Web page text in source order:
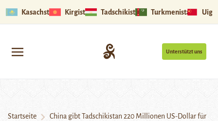
Kasachstan Kirgistan Tadschikistan Turkmenistan
Unterstützt uns
Startseite
China gibt Tadschikistan 220 Millionen US-Dollar für